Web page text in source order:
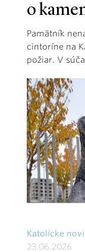
o
Pamätník
cintoríne na
požiar. V
Katolícke
23.06.2026